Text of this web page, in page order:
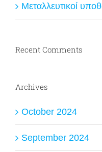
Μεταλλευτικοί
Recent Comments
Archives
October 2024
September 2024